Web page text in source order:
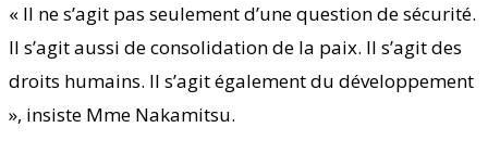
« Il ne s’agit pas seulement d’une question de sécurité.
Il s’agit aussi de consolidation de la paix. Il s’agit des
droits humains. Il s’agit également du développement
», insiste Mme Nakamitsu.